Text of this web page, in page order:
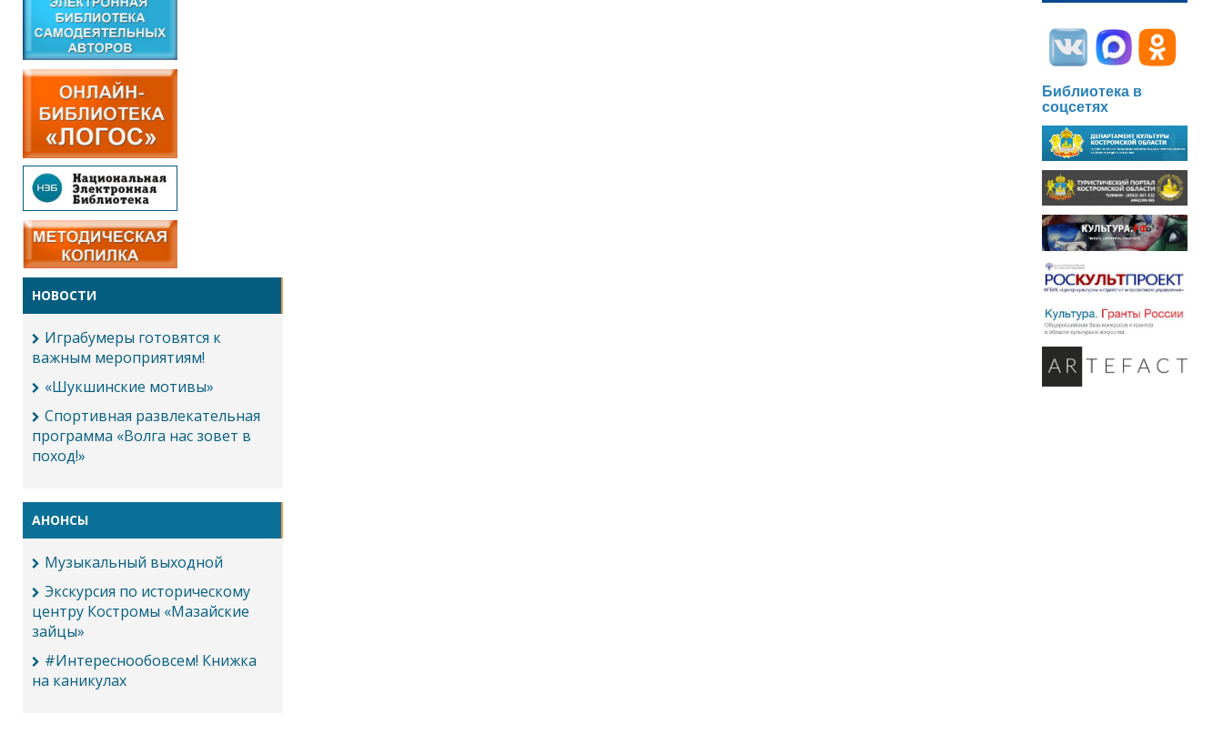
НОВОСТИ
Играбумеры готовятся к
важным мероприятиям!
«Шукшинские мотивы»
Спортивная развлекательная
программа «Волга нас зовет в
поход!»
АНОНСЫ
Музыкальный выходной
Экскурсия по историческому
центру Костромы «Мазайские
зайцы»
#Интереснообовсем! Книжка
на каникулах
Библиотека в
соцсетях